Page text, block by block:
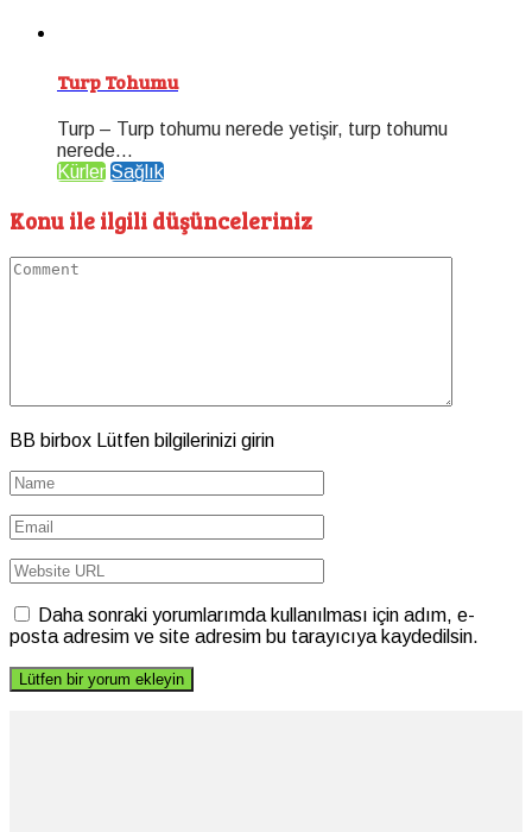
Turp Tohumu
Turp – Turp tohumu nerede yetişir, turp tohumu
nerede...
Kürler Sağlık
Konu ile ilgili düşünceleriniz
BB birbox Lütfen bilgilerinizi girin
Daha sonraki yorumlarımda kullanılması için adım, e-
posta adresim ve site adresim bu tarayıcıya kaydedilsin.